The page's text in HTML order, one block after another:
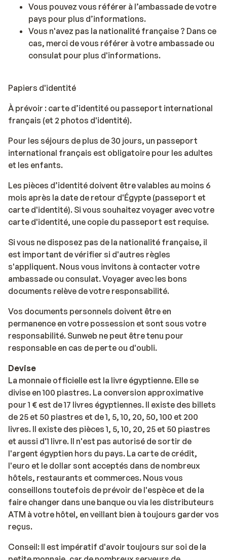
Vous pouvez vous référer à l’ambassade de votre
pays pour plus d’informations.
Vous n'avez pas la nationalité française ? Dans ce
cas, merci de vous référer à votre ambassade ou
consulat pour plus d'informations.
Papiers d'identité
À prévoir : carte d’identité ou passeport international
français (et 2 photos d'identité).
Pour les séjours de plus de 30 jours, un passeport
international français est obligatoire pour les adultes
et les enfants.
Les pièces d’identité doivent être valables au moins 6
mois après la date de retour d'Égypte (passeport et
carte d'identité). Si vous souhaitez voyager avec votre
carte d'identité, une copie du passeport est requise.
Si vous ne disposez pas de la nationalité française, il
est important de vérifier si d'autres règles
s'appliquent. Nous vous invitons à contacter votre
ambassade ou consulat. Voyager avec les bons
documents relève de votre responsabilité.
Vos documents personnels doivent être en
permanence en votre possession et sont sous votre
responsabilité. Sunweb ne peut être tenu pour
responsable en cas de perte ou d'oubli.
Devise
La monnaie officielle est la livre égyptienne. Elle se
divise en 100 piastres. La conversion approximative
pour 1 € est de 17 livres égyptiennes. Il existe des billets
de 25 et 50 piastres et de 1, 5, 10, 20, 50, 100 et 200
livres. Il existe des pièces 1, 5, 10, 20, 25 et 50 piastres
et aussi d'1 livre. Il n'est pas autorisé de sortir de
l'argent égyptien hors du pays. La carte de crédit,
l'euro et le dollar sont acceptés dans de nombreux
hôtels, restaurants et commerces. Nous vous
conseillons toutefois de prévoir de l'espèce et de la
faire changer dans une banque ou via les distributeurs
ATM à votre hôtel, en veillant bien à toujours garder vos
reçus.
Conseil: Il est impératif d'avoir toujours sur soi de la